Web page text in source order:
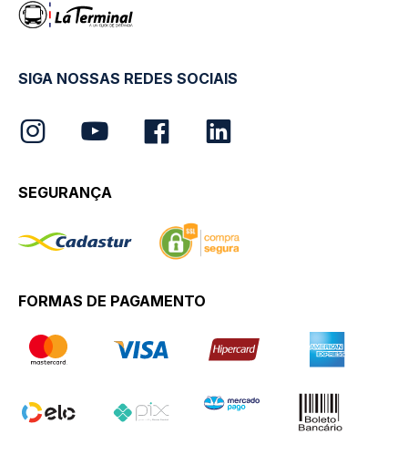
SIGA NOSSAS REDES SOCIAIS
SEGURANÇA
FORMAS DE PAGAMENTO